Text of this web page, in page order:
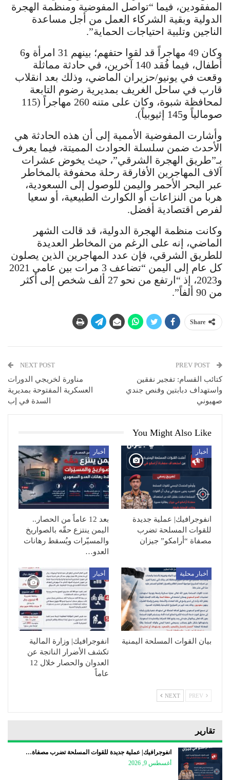
المفقودين، فيما “تواصل المفوضية ومنظمة الهجرة
الدولية وبقية الشركاء العمل من أجل مساعدة
الناجين وتلبية احتياجات الحماية”.
وكان 49 مهاجراً قد لقوا حتفهم؛ بينهم 31 امرأة و6
أطفال، فيما فُقد 140 آخرين، في حادثة مماثلة
وقعت في يونيو/حزيران الماضي، وذلك بعد انقلاب
قارب في ساحل الغريف بمديرية رضوم التابعة
لمحافظة شبوة، وكان على متنه 260 مهاجراً (115
صومالياً و145 إثيوبياً).
وأشارت المفوضية الأممية إلى أن هذه الحادثة هي
الأحدث ضمن سلسلة الحوادث المميتة، فيما يعرف
بـ”طريق الهجرة الشرقي”، حيث يخوض عشرات
آلاف المهاجرين الأفارقة رحلة محفوفة بالمخاطر
عبر البحر الأحمر واليمن للوصول إلى السعودية،
هربا من النزاعات أو الكوارث الطبيعية، أو سعيا
لفرص اقتصادية أفضل.
وكانت منظمة الهجرة الدولية، قد قالت الشهر
الماضي، إنه على الرغم من المخاطر العديدة
للطريق الشرقي، فإن عدد المهاجرين الذين يصلون
كل عام إلى اليمن “تضاعف 3 مرات بين عامي 2021
و2023، إذ “ارتفع من نحو 27 ألف شخص إلى أكثر
من 90 ألفاً”.
Share
كتائب القسام: تفجير نفقين
واستهداف دبابتين وقنص جندي
صهيوني
NEXT POST
مناورة لخريجي الدورات
العسكرية المفتوحة بمديرية
السدة في إب
You Might Also Like
أخبار
انفوجرافيك| عملية جديدة
للقوات المسلحة تضرب
مصفاة “أرامكو” جيزان
أخبار
بعد 12 عاماً من الحصار..
اليمن ينتزع حقّه بالصواريخ
والمسيّرات ويُسقط رهانات
العدو…
أخبار محلية
بيان القوات المسلحة اليمنية
أخبار
انفوجرافيك| وزارة المالية
تكشف الأضرار الناتجة عن
العدوان والحصار خلال 12
عاماً
NEXT
تقارير
انفوجرافيك| عملية جديدة للقوات المسلحة تضرب مصفاة…
أغسطس 9, 2026